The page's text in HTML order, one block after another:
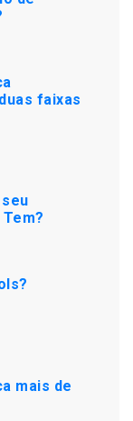
faixas
mais de